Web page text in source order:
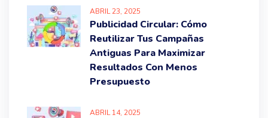
ABRIL23, 2025
Publicidad Circular: Cómo
Reutilizar Tus Campañas
Antiguas Para Maximizar
Resultados Con Menos
Presupuesto
ABRIL14, 2025